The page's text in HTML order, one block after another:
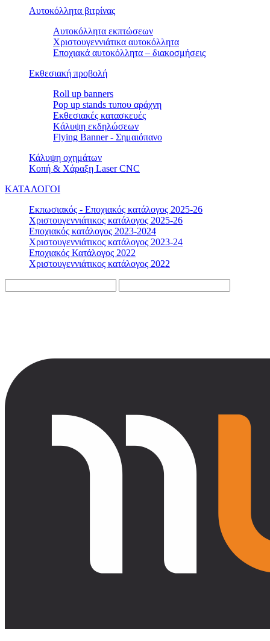
Αυτοκόλλητα βιτρίνας
Αυτοκόλλητα εκπτώσεων
Xριστουγεννιάτικα αυτοκόλλητα
Εποχιακά αυτοκόλλητα – διακοσμήσεις
Εκθεσιακή προβολή
Roll up banners
Pop up stands τυπου αράχνη
Εκθεσιακές κατασκευές
Kάλυψη εκδηλώσεων
Flying Banner - Σημαιόπανο
Κάλυψη οχημάτων
Κοπή & Χάραξη Laser CNC
ΚΑΤΑΛΟΓΟΙ
Εκπωσιακός - Εποχιακός κατάλογος 2025-26
Χριστουγεννιάτικος κατάλογος 2025-26
Εποχιακός κατάλογος 2023-2024
Χριστουγεννιάτικος κατάλογος 2023-24
Εποχιακός Κατάλογος 2022
Χριστουγεννιάτικος κατάλογος 2022